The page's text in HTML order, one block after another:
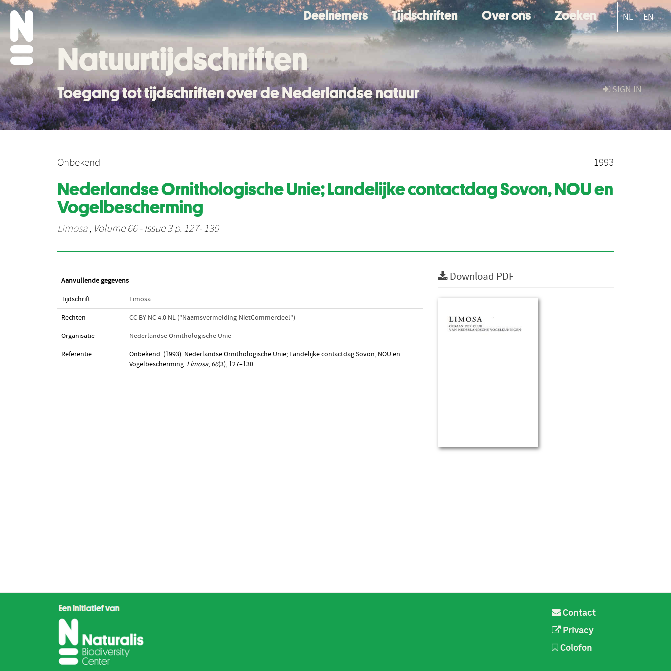
Deelnemers Tijdschriften Over ons Zoeken NL EN
SIGN IN
Natuurtijdschriften
Toegang tot tijdschriften over de Nederlandse natuur
Onbekend 1993
Nederlandse Ornithologische Unie; Landelijke contactdag Sovon, NOU en
Vogelbescherming
Limosa, Volume 66 - Issue 3 p. 127- 130
Aanvullende gegevens
Tijdschrift Limosa
Rechten CC BY-NC 4.0 NL ("Naamsvermelding-NietCommercieel")
Organisatie Nederlandse Ornithologische Unie
Referentie
Onbekend. (1993). Nederlandse Ornithologische Unie; Landelijke contactdag Sovon, NOU en
Vogelbescherming. Limosa, 66(3), 127–130.
Download PDF
Contact
Privacy
Colofon